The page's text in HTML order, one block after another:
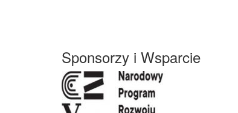
Sponsorzy i Wsparcie